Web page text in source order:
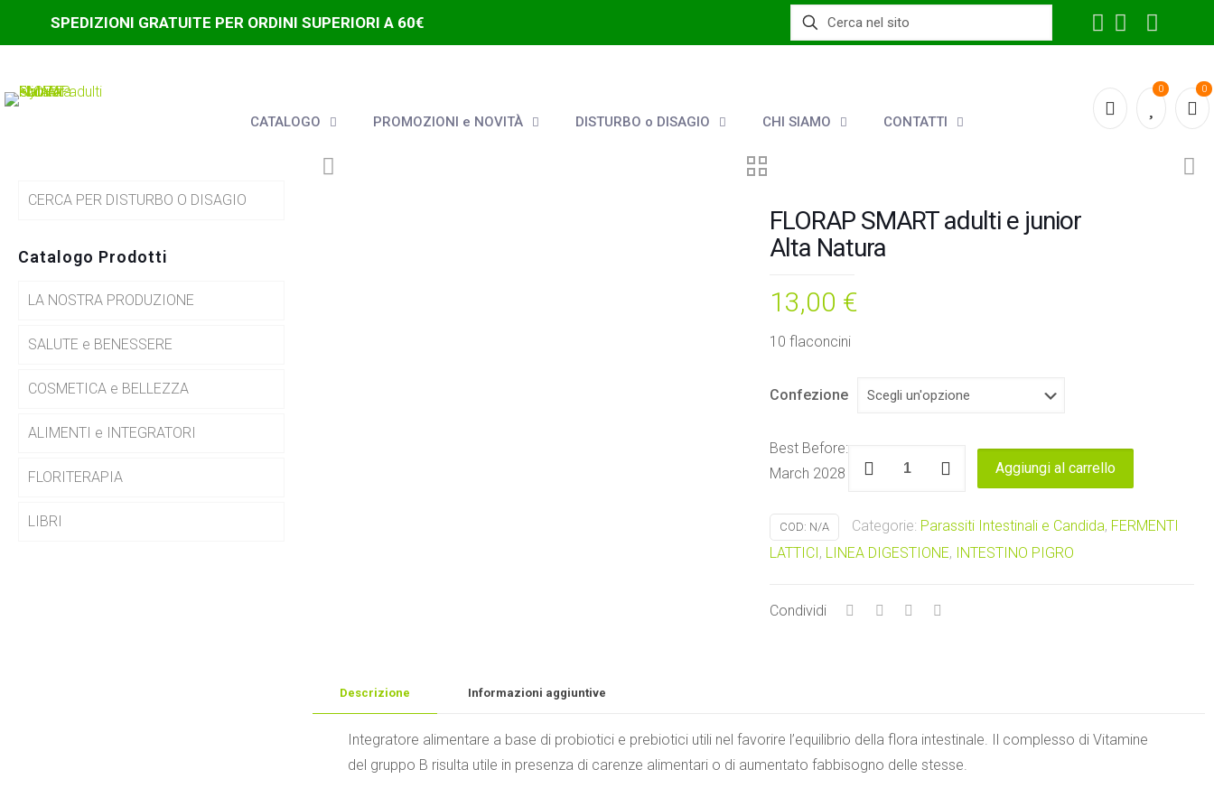
SPEDIZIONI GRATUITE PER ORDINI SUPERIORI A 60€
CATALOGO PROMOZIONI e NOVITÀ DISTURBO o DISAGIO CHI SIAMO CONTATTI
0 0
FLORAP SMART adulti e junior
Alta Natura
13,00 €
10 flaconcini
Confezione
Best Before:
March 2028
e
junior
Natura
Aggiungi al carrello
COD: N/A Categorie: Parassiti Intestinali e Candida, FERMENTI
LATTICI, LINEA DIGESTIONE, INTESTINO PIGRO
Condividi
Descrizione Informazioni aggiuntive
Integratore alimentare a base di probiotici e prebiotici utili nel favorire l’equilibrio della flora intestinale. Il complesso di Vitamine
del gruppo B risulta utile in presenza di carenze alimentari o di aumentato fabbisogno delle stesse.
CERCA PER DISTURBO O DISAGIO
Catalogo Prodotti
LA NOSTRA PRODUZIONE
SALUTE e BENESSERE
COSMETICA e BELLEZZA
ALIMENTI e INTEGRATORI
FLORITERAPIA
LIBRI